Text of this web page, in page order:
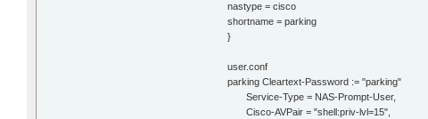
nastype = cisco
shortname = parking
}
user.conf
parking Cleartext-Password := "parking"
Service-Type = NAS-Prompt-User,
Cisco-AVPair = "shell:priv-lvl=15",